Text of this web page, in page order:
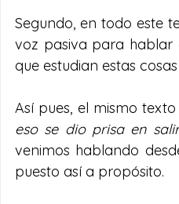
Segundo, en todo este
voz pasiva para hablar
que estudian estas
Así pues, el mismo
eso se dio prisa en
venimos hablando
puesto así a propósito.